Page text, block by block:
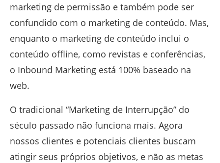
marketing de permissão e também pode ser
confundido com o marketing de conteúdo. Mas,
enquanto o marketing de conteúdo inclui o
conteúdo offline, como revistas e conferências,
o Inbound Marketing está 100% baseado na
web.
O tradicional “Marketing de Interrupção” do
século passado não funciona mais. Agora
nossos clientes e potenciais clientes buscam
atingir seus próprios objetivos, e não as metas